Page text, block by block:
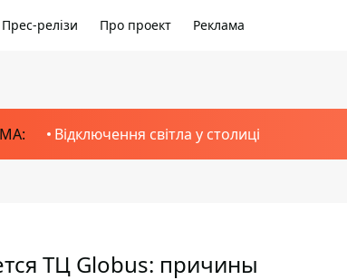
Прес-релізи Про проект Реклама
Відключення світла у столиці
ТЦ Globus: причины